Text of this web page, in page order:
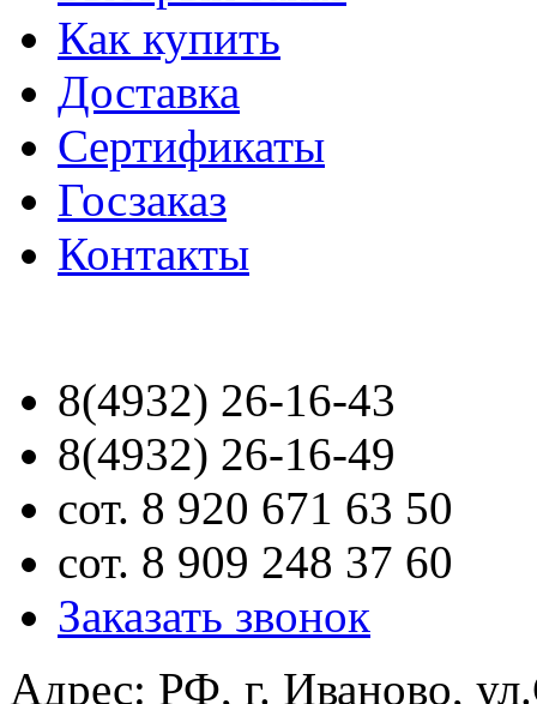
Как купить
Доставка
Сертификаты
Госзаказ
Контакты
8(4932) 26-16-43
8(4932) 26-16-49
сот. 8 920 671 63 50
сот. 8 909 248 37 60
Заказать звонок
Адрес: РФ, г. Иваново,